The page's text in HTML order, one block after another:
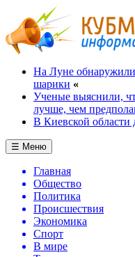
На Луне
шарики «
Ученые выяснили,
лучше, чем
В Киевской области
☰ Меню
Главная
Общество
Политика
Происшествия
Экономика
Спорт
В мире